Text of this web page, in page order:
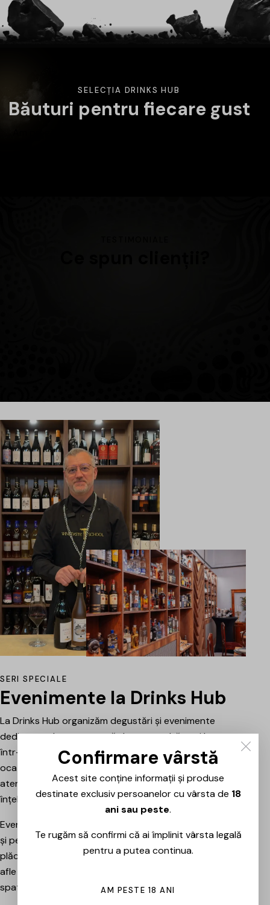
SELECȚIA DRINKS HUB
Băuturi pentru fiecare gust
SERI SPECIALE
Evenimente la Drinks Hub
La Drinks Hub organizăm degustări și evenimente
dedicate celor care vor să descopere băuturi bune
într-o atmosferă relaxată. Fiecare întâlnire este o
ocazie de a explora vinuri, spumante sau alte băuturi
atent alese, prezentate și explicate pe scurt pentru a
înțelege mai bine stilul, originea și caracterul fiecăruia.
Evenimentele sunt potrivite atât pentru pasionați, cât
și pentru cei care vor pur și simplu să petreacă o seară
plăcută între prieteni, să descopere băuturi noi și să
afle mai multe despre cramele sau producătorii din
spatele lor.
Confirmare vârstă
Acest site conține informații și produse
destinate exclusiv persoanelor cu vârsta de 18
ani sau peste.
Te rugăm să confirmi că ai împlinit vârsta legală
pentru a putea continua.
AM PESTE 18 ANI